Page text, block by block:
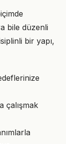
bile düzenli
bir yapı,
çalışmak